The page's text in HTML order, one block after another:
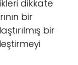
dikkate
bir
bir